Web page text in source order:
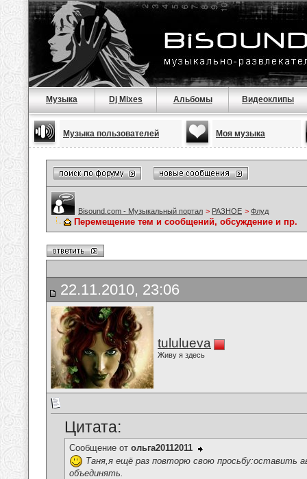
Музыка Dj Mixes Альбомы Видеоклипы
Музыка пользователей Моя музыка
Bisound.com - Музыкальный портал > РАЗНОЕ > Флуд
Перемещение тем и сообщений, обсуждение и пр.
22.11.2010, 23:06
tululueva
Живу я здесь
Цитата:
Сообщение от ольга20112011
Таня,я ещё раз повторю свою просьбу:оставить
объединять.